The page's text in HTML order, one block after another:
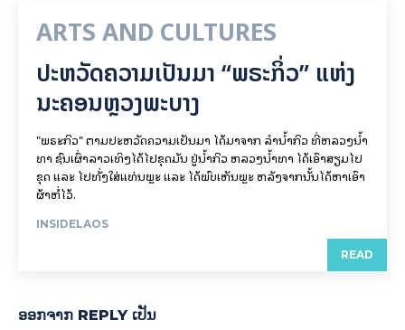
ARTS AND CULTURES
ປະຫວັດຄວາມເປັນມາ “ພຣະກິ່ວ” ແຫ່ງ
ນະຄອນຫຼວງພະບາງ
"ພຣະກິວ" ຕາມປະຫວັດຄວາມເປັນມາ ໄດ້ມາຈາກ ລຳນ້ຳກິວ ທີ່ຫລວງນ້ຳ
ທາ ຊົນເຜົ່າລາວເທິງໄດ້ໄປຂຸດມັນ ຢູ່ນ້ຳກິວ ຫລວງນ້ຳທາ ໄດ້ເອົາສຽມໄປ
ຂຸດ ແລະ ໄປທັ່ງໃສ່ແທ່ນພຼະ ແລະ ໄດ້ພົບເຫັນພຼະ ຫລັງຈາກນັ້ນໄດ້ຫາເອົາ
ຜ້າຫໍ່ໄວ້.
INSIDELAOS
READ
ອອກ​ຈາກ REPLY ເປັນ